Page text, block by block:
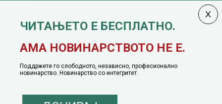
јануари, 1991 година
ЧИТАЊЕТО Е БЕСПЛАТНО.
АМА НОВИНАРСТВОТО НЕ Е.
Поддржете го слободното, независно, професионално
новинарство. Новинарство со интегритет.